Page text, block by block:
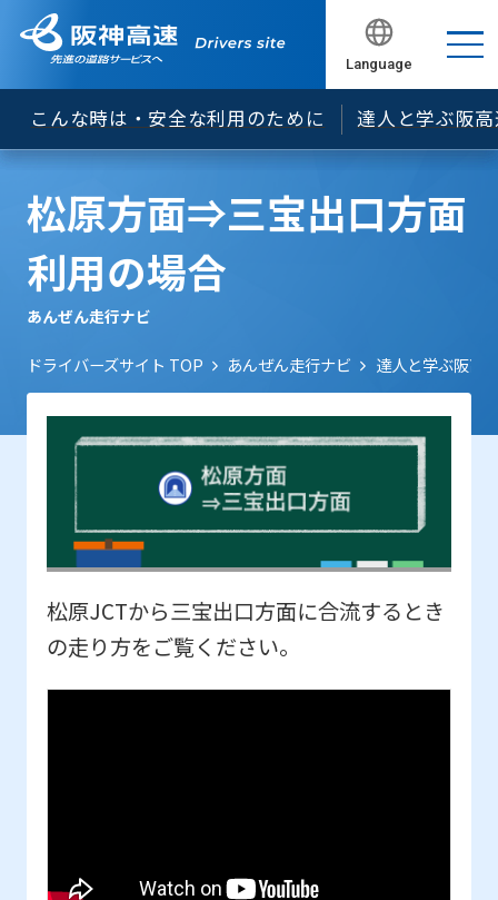
Language
こんな時は・安全な利用のために 達人と学ぶ阪
閉じる
あおり運転等の危険な運転に関して
シートベルトはあなたの命綱！全席シートベルトを
着用しましょう！
高速道路におけるスマートフォン等のご利用につい
て
閉じる
閉じる
誤進入～ナビアプリの設定にご注意ください～
燃料の残量やタイヤの状態は必ず確認しましょう！
渋滞中の追突事故を防ぐために今日からできる５つ
の基本
閉じる
松原方面⇒三宝出口方面
利用の場合
あんぜん走行ナビ
ドライバーズサイト TOP あんぜん走行ナビ 達人と学ぶ阪高
松原JCTから三宝出口方面に合流するとき
の走り方をご覧ください。